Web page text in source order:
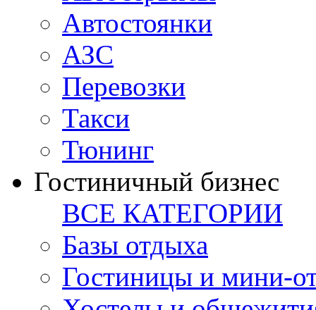
Автостоянки
АЗС
Перевозки
Такси
Тюнинг
Гостиничный бизнес
ВСЕ КАТЕГОРИИ
Базы отдыха
Гостиницы и мини-